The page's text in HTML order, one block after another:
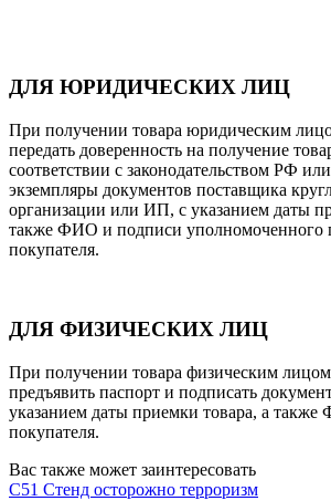
ДЛЯ ЮРИДИЧЕСКИХ ЛИЦ
При получении товара юридическим
передать доверенность на получение
соответствии с законодательством РФ
экземпляры документов поставщика
организации или ИП, с указанием даты
также ФИО и подписи уполномоченного
покупателя.
ДЛЯ ФИЗИЧЕСКИХ ЛИЦ
При получении товара физическим
предъявить паспорт и подписать
указанием даты приемки товара, а
покупателя.
Вас также может заинтересовать
C51 Стенд осторожно терроризм